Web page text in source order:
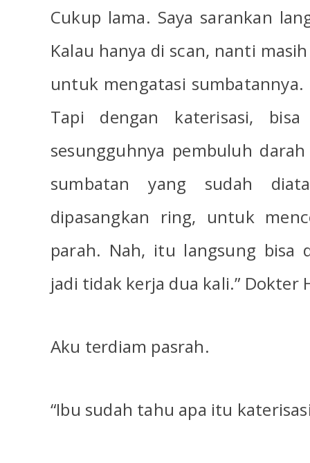
Cukup lama. Saya sarankan
Kalau hanya di scan, nanti
untuk mengatasi
Tapi dengan katerisasi,
sesungguhnya pembuluh
sumbatan yang sudah
dipasangkan ring, untuk
parah. Nah, itu langsung bisa
jadi tidak kerja dua kali.” Dokter
Aku terdiam pasrah.
“Ibu sudah tahu apa itu